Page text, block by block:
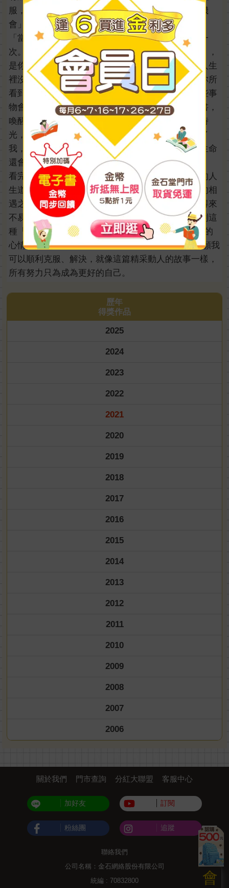
服，原來，突破困境的美好也是這麼燦爛奪目的「機
會」。
「當你走過，請展露你最多的笑容，因為你只能走一
次。」我覺得這句話很有道理，畢竟所謂的「機會」，
是你必須認真享受每次冒險中的每一刻，必須相信人生
裡沒有用不到的經歷才能得到的。在這個世界裡，你所
看到的事物都是上天的安排，根本無法預料到，這些事
物會在哪一種時刻才能從你的生命中蹦出來。這本書，
喚醒了我心中那句已經放到快要生鏽的話：「珍惜時
光，把握當下」，這句短到不能再短的句子，提醒了
我，時間是多麼的重要，若是沒有好好把握的話，生命
還會有意義嗎?
看完這本書的那一刻，我深深體會到這本書帶給我的人
生道理：每個有夢的「浮萍」都希望能夠在與他人的相
遇之中，走進彼此，看見自己；然而，這種機會是得來
不易的，當然也需要被珍惜、被重視。雖然我還沒到這
種「迷惘z世代」的年紀，但我仍然可以理解這些人的
心情。或許吧!我以後也會親身體驗到這種迷惘，但願我
可以順利克服、解決，就像這篇精采動人的故事一樣，
所有努力只為成為更好的自己。
歷年
得獎作品
2025
2024
2023
2022
2021
2020
2019
2018
2017
2016
2015
2014
2013
2012
2011
2010
2009
2008
2007
2006
會
關於我們 門市查詢 分紅大聯盟 客服中心
加好友 訂閱
粉絲團 追蹤
聯絡我們
公司名稱：金石網絡股份有限公司
統編 : 70832800